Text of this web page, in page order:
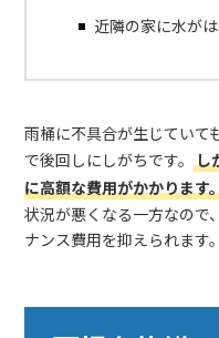
近隣の家に水が
雨桶に不具合が生じていて
で後回しにしがちです。し
に高額な費用がかかります
状況が悪くなる一方なので
ナンス費用を抑えられます。